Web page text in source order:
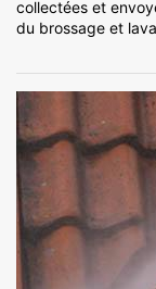
collectées et
du brossage et